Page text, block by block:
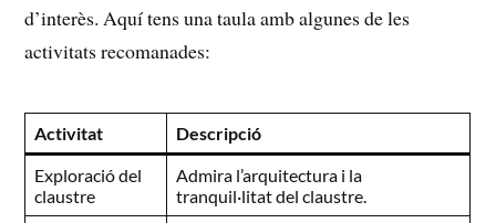
d’interès. Aquí ‍tens una taula amb‌ algunes de les
activitats recomanades:
Activitat
Descripció
Exploració del
claustre
Admira l’arquitectura i ​la
tranquil·litat del claustre.